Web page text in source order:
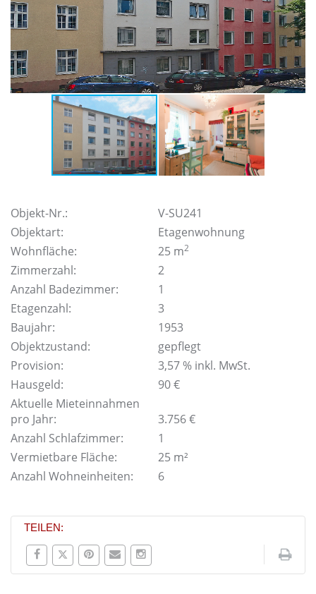
Objekt-Nr.:
V-SU241
Objektart:
Etagenwohnung
Wohnfläche:
25 m2
Zimmerzahl:
2
Anzahl Badezimmer:
1
Etagenzahl:
3
Baujahr:
1953
Objektzustand:
gepflegt
Provision:
3,57 % inkl. MwSt.
Hausgeld:
90 €
Aktuelle Mieteinnahmen
pro Jahr:
3.756 €
Anzahl Schlafzimmer:
1
Vermietbare Fläche:
25 m²
Anzahl Wohneinheiten:
6
TEILEN: